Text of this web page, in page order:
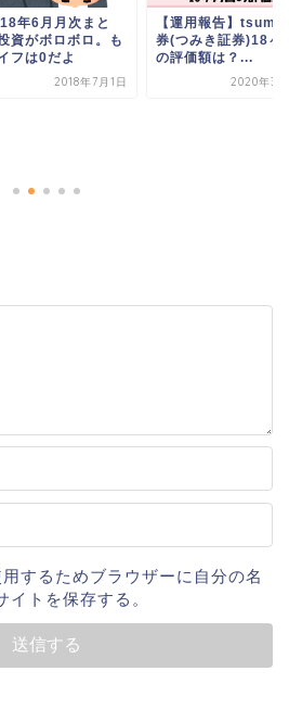
年6月月次まと
資がボロボロ。も
フは0だよ
2018年7月1日
【運用報告】
券(つみき証券)18ヶ
の評価額は？...
2020年3
するためブラウザーに自分の名
トを保存する。